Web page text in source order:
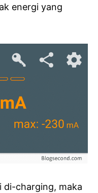
energi yang
di-charging, maka